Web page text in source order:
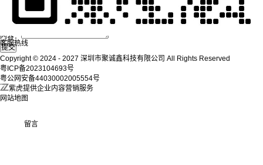
手机：
内容：
Copyright © 2024 - 2027 深圳市聚诚鑫科技有限公司 All Rights Reserved
粤ICP备2023104693号
粤公网安备44030002005554号
紫虎提供企业内容营销服务
网站地图
客服热线
留言